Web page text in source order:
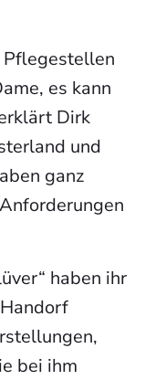
Pflegestellen
es kann
Dirk
und
ganz
haben ihr
bei ihm